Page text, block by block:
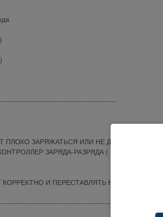
ПЛОХО ЗАРЯЖАТЬСЯ ИЛИ НЕ ДЕРЖАТЬ ЗАРЯД
ЗАРЯДА-РАЗРЯДА ( ПЛАТА С
КОРРЕКТНО И ПЕРЕСТАВЛЯТЬ НИЧЕГО НЕ